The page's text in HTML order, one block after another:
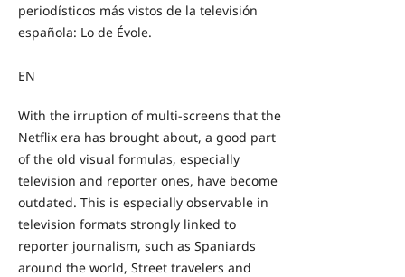
periodísticos más vistos de la televisión
española: Lo de Évole.
EN
With the irruption of multi-screens that the
Netflix era has brought about, a good part
of the old visual formulas, especially
television and reporter ones, have become
outdated. This is especially observable in
television formats strongly linked to
reporter journalism, such as Spaniards
around the world, Street travelers and